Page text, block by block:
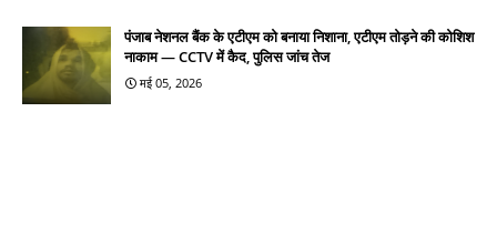
पंजाब नेशनल बैंक के एटीएम को बनाया निशाना, एटीएम तोड़ने की कोशिश
नाकाम — CCTV में कैद, पुलिस जांच तेज
मई 05, 2026